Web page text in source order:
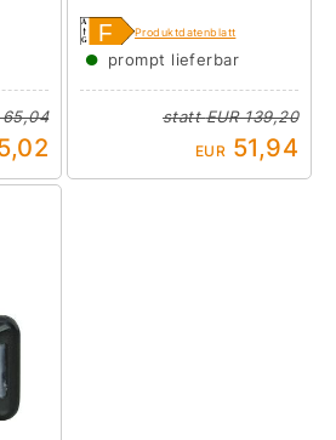
65,04
Produktdatenblatt
● prompt lieferbar
stattEUR 139,20
EUR 51,94